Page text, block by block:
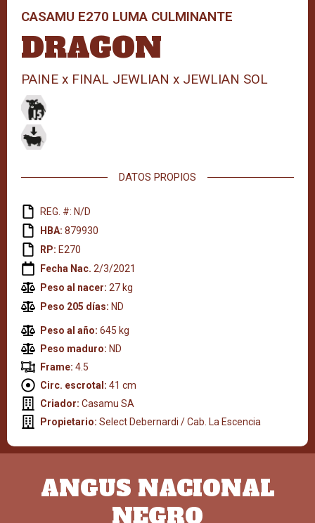
CASAMU E270 LUMA CULMINANTE
DRAGON
PAINE x FINAL JEWLIAN x JEWLIAN SOL
DATOS PROPIOS
REG. #: N/D
HBA: 879930
RP: E270
Fecha Nac. 2/3/2021
Peso al nacer: 27 kg
Peso 205 días: ND
Peso al año: 645 kg
Peso maduro: ND
Frame: 4.5
Circ. escrotal: 41 cm
Criador: Casamu SA
Propietario: Select Debernardi / Cab. La Escencia
ANGUS NACIONAL
NEGRO